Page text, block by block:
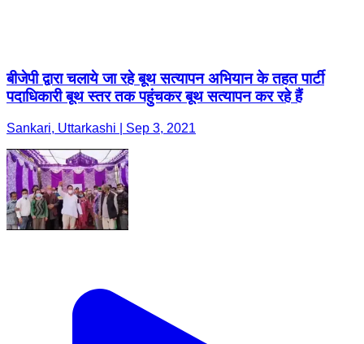
बीजेपी द्वारा चलाये जा रहे बूथ सत्यापन अभियान के तहत पार्टी
पदाधिकारी बूथ स्तर तक पहुंचकर बूथ सत्यापन कर रहे हैं
Sankari, Uttarkashi | Sep 3, 2021